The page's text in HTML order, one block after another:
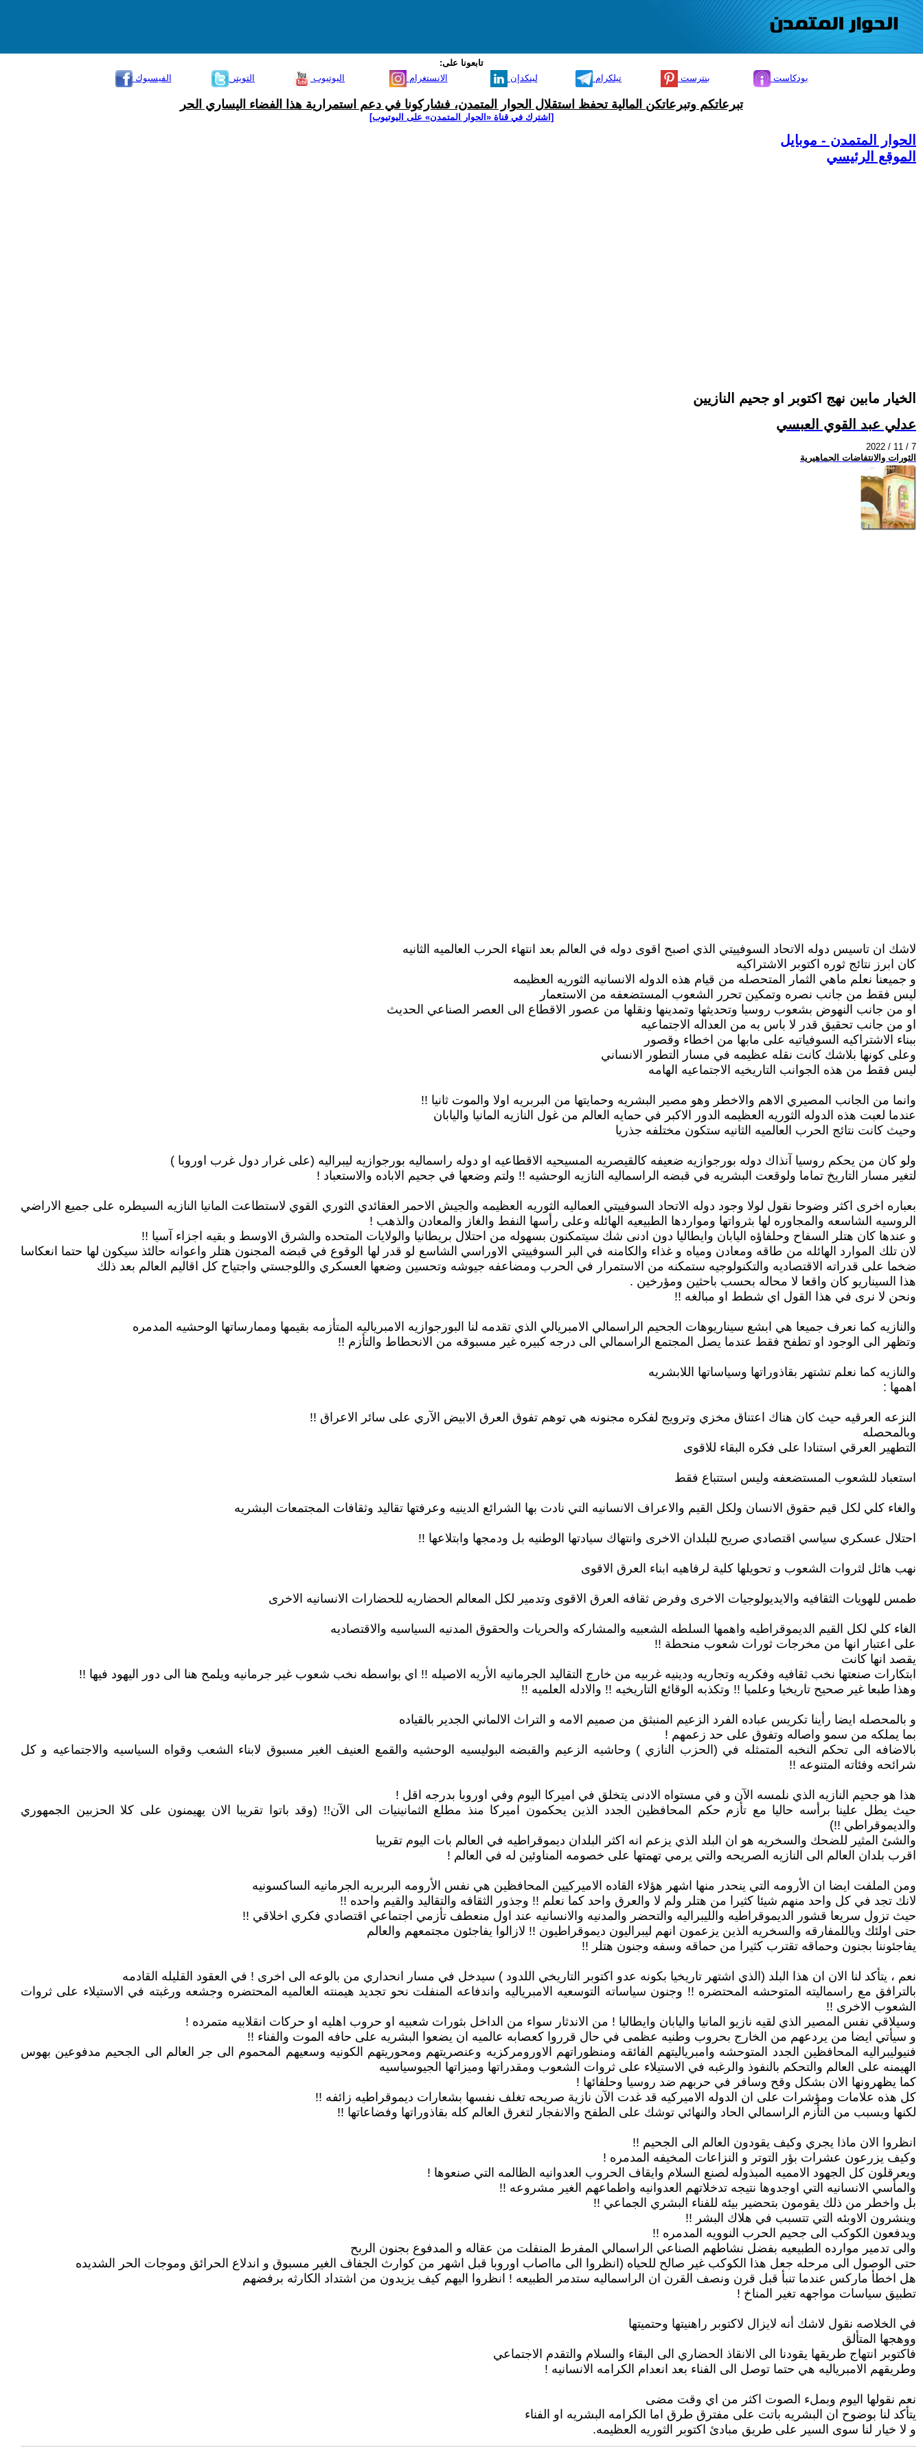
تابعونا على:
الفيسبوك
التويتر اليوتيوب الانستغرام لينكدإن تيلكرام بنترست بودكاست
تبرعاتكم وتبرعاتكن المالية تحفظ استقلال الحوار المتمدن، فشاركونا في دعم استمرارية هذا الفضاء اليساري الحر
[اشترك في قناة ‫«الحوار المتمدن» على اليوتيوب]
الحوار المتمدن - موبايل
الموقع الرئيسي
الخيار مابين نهج اكتوبر او جحيم النازيين
عدلي عبد القوي العبسي
2022 / 11 / 7
الثورات والانتفاضات الجماهيرية
لاشك ان تاسيس دوله الاتحاد السوفييتي الذي اصبح اقوى دوله في العالم بعد انتهاء الحرب العالميه الثانيه
كان ابرز نتائج ثوره اكتوبر الاشتراكيه
و جميعنا نعلم ماهي الثمار المتحصله من قيام هذه الدوله الانسانيه الثوريه العظيمه
ليس فقط من جانب نصره وتمكين تحرر الشعوب المستضعفه من الاستعمار
او من جانب النهوض بشعوب روسيا وتحديثها وتمدينها ونقلها من عصور الاقطاع الى العصر الصناعي الحديث
او من جانب تحقيق قدر لا باس به من العداله الاجتماعيه
ببناء الاشتراكيه السوفياتيه على مابها من اخطاء وقصور
وعلى كونها بلاشك كانت نقله عظيمه في مسار التطور الانساني
ليس فقط من هذه الجوانب التاريخيه الاجتماعيه الهامه
وانما من الجانب المصيري الاهم والاخطر وهو مصير البشريه وحمايتها من البربريه اولا والموت ثانيا !!
عندما لعبت هذه الدوله الثوريه العظيمه الدور الاكبر في حمايه العالم من غول النازيه المانيا واليابان
وحيث كانت نتائج الحرب العالميه الثانيه ستكون مختلفه جذريا
ولو كان من يحكم روسيا آنذاك دوله بورجوازيه ضعيفه كالقيصريه المسيحيه الاقطاعيه او دوله راسماليه بورجوازيه ليبراليه (على غرار دول غرب اوروبا )
لتغير مسار التاريخ تماما ولوقعت البشريه في قبضه الراسماليه النازيه الوحشيه !! ولتم وضعها في جحيم الاباده والاستعباد !
بعباره اخرى اكثر وضوحا نقول لولا وجود دوله الاتحاد السوفييتي العماليه الثوريه العظيمه والجيش الاحمر العقائدي الثوري القوي لاستطاعت المانيا النازيه السيطره على جميع الاراضي
الروسيه الشاسعه والمجاوره لها بثرواتها ومواردها الطبيعيه الهائله وعلى رأسها النفط والغاز والمعادن والذهب !
و عندها كان هتلر السفاح وحلفاؤه اليابان وايطاليا دون ادنى شك سيتمكنون بسهوله من احتلال بريطانيا والولايات المتحده والشرق الاوسط و بقيه اجزاء آسيا !!
لان تلك الموارد الهائله من طاقه ومعادن ومياه و غذاء والكامنه في البر السوفييتي الاوراسي الشاسع لو قدر لها الوقوع في قبضه المجنون هتلر واعوانه حالئذ سيكون لها حتما انعكاسا
ضخما على قدراته الاقتصاديه والتكنولوجيه ستمكنه من الاستمرار في الحرب ومضاعفه جيوشه وتحسين وضعها العسكري واللوجستي واجتياح كل اقاليم العالم بعد ذلك
هذا السيناريو كان واقعا لا محاله بحسب باحثين ومؤرخين .
ونحن لا نرى في هذا القول اي شطط او مبالغه !!
والنازيه كما نعرف جميعا هي ابشع سيناريوهات الجحيم الراسمالي الامبريالي الذي تقدمه لنا البورجوازيه الامبرياليه المتأزمه بقيمها وممارساتها الوحشيه المدمره
وتظهر الى الوجود او تطفح فقط عندما يصل المجتمع الراسمالي الى درجه كبيره غير مسبوقه من الانحطاط والتأزم !!
والنازيه كما نعلم تشتهر بقاذوراتها وسياساتها اللابشريه
اهمها :
النزعه العرقيه حيث كان هناك اعتناق مخزي وترويج لفكره مجنونه هي توهم تفوق العرق الابيض الآري على سائر الاعراق !!
وبالمحصله
التطهير العرقي استنادا على فكره البقاء للاقوى
استعباد للشعوب المستضعفه وليس استتباع فقط
والغاء كلي لكل قيم حقوق الانسان ولكل القيم والاعراف الانسانيه التي نادت بها الشرائع الدينيه وعرفتها تقاليد وثقافات المجتمعات البشريه
احتلال عسكري سياسي اقتصادي صريح للبلدان الاخرى وانتهاك سيادتها الوطنيه بل ودمجها وابتلاعها !!
نهب هائل لثروات الشعوب و تحويلها كلية لرفاهيه ابناء العرق الاقوى
طمس للهويات الثقافيه والايديولوجيات الاخرى وفرض ثقافه العرق الاقوى وتدمير لكل المعالم الحضاريه للحضارات الانسانيه الاخرى
الغاء كلي لكل القيم الديموقراطيه واهمها السلطه الشعبيه والمشاركه والحريات والحقوق المدنيه السياسيه والاقتصاديه
على اعتبار انها من مخرجات ثورات شعوب منحطة !!
يقصد انها كانت
ابتكارات صنعتها نخب ثقافيه وفكريه وتجاريه ودينيه غربيه من خارج التقاليد الجرمانيه الأريه الاصيله !! اي بواسطه نخب شعوب غير جرمانيه ويلمح هنا الى دور اليهود فيها !!
وهذا طبعا غير صحيح تاريخيا وعلميا !! وتكذبه الوقائع التاريخيه !! والادله العلميه !!
و بالمحصله ايضا رأينا تكريس عباده الفرد الزعيم المنبثق من صميم الامه و التراث الالماني الجدير بالقياده
بما يملكه من سمو واصاله وتفوق على حد زعمهم !
بالاضافه الى تحكم النخبه المتمثله في (الحزب النازي ) وحاشيه الزعيم والقبضه البوليسيه الوحشيه والقمع العنيف الغير مسبوق لابناء الشعب وقواه السياسيه والاجتماعيه و كل
شرائحه وفئاته المتنوعه !!
هذا هو جحيم النازيه الذي نلمسه الآن و في مستواه الادنى يتخلق في اميركا اليوم وفي اوروبا بدرجه اقل !
حيث يطل علينا برأسه حاليا مع تأزم حكم المحافظين الجدد الذين يحكمون اميركا منذ مطلع الثمانينيات الى الآن!! (وقد باتوا تقريبا الان يهيمنون على كلا الحزبين الجمهوري
والديموقراطي !!)
والشئ المثير للضحك والسخريه هو ان البلد الذي يزعم انه اكثر البلدان ديموقراطيه في العالم بات اليوم تقريبا
اقرب بلدان العالم الى النازيه الصريحه والتي يرمي تهمتها على خصومه المناوئين له في العالم !
ومن الملفت ايضا ان الأرومه التي ينحدر منها اشهر هؤلاء القاده الاميركيين المحافظين هي نفس الأرومه البربريه الجرمانيه الساكسونيه
لانك تجد في كل واحد منهم شيئا كثيرا من هتلر ولم لا والعرق واحد كما نعلم !! وجذور الثقافه والتقاليد والقيم واحده !!
حيث تزول سريعا قشور الديموقراطيه والليبراليه والتحضر والمدنيه والانسانيه عند اول منعطف تأزمي اجتماعي اقتصادي فكري اخلاقي !!
حتى اولئك وياللمفارقه والسخريه الذين يزعمون انهم ليبراليون ديموقراطيون !! لازالوا يفاجئون مجتمعهم والعالم
يفاجئوننا بجنون وحماقه تقترب كثيرا من حماقه وسفه وجنون هتلر !!
نعم ، يتأكد لنا الان ان هذا البلد (الذي اشتهر تاريخيا بكونه عدو اكتوبر التاريخي اللدود ) سيدخل في مسار انحداري من بالوعه الى اخرى ! في العقود القليله القادمه
بالترافق مع راسماليته المتوحشه المحتضره !! وجنون سياساته التوسعيه الامبرياليه واندفاعه المنفلت نحو تجديد هيمنته العالميه المحتضره وجشعه ورغبته في الاستيلاء على ثروات
الشعوب الاخرى !!
وسيلاقي نفس المصير الذي لقيه نازيو المانيا واليابان وايطاليا ! من الاندثار سواء من الداخل بثورات شعبيه او حروب اهليه او حركات انقلابيه متمرده !
و سيأتي ايضا من يردعهم من الخارج بحروب وطنيه عظمى في حال قرروا كعصابه عالميه ان يضعوا البشريه على حافه الموت والفناء !!
فنيوليبراليه المحافظين الجدد المتوحشه وامبرياليتهم الفائقه ومنظوراتهم الاورومركزيه وعنصريتهم ومحوريتهم الكونيه وسعيهم المحموم الى جر العالم الى الجحيم مدفوعين بهوس
الهيمنه على العالم والتحكم بالنفوذ والرغبه في الاستيلاء على ثروات الشعوب ومقدراتها وميزاتها الجيوسياسيه
كما يظهرونها الان بشكل وقح وسافر في حربهم ضد روسيا وحلفائها !
كل هذه علامات ومؤشرات على ان الدوله الاميركيه قد غدت الآن نازية صريحه تغلف نفسها بشعارات ديموقراطيه زائفه !!
لكنها وبسبب من التأزم الراسمالي الحاد والنهائي توشك على الطفح والانفجار لتغرق العالم كله بقاذوراتها وفضاعاتها !!
انظروا الان ماذا يجري وكيف يقودون العالم الى الجحيم !!
وكيف يزرعون عشرات بؤر التوتر و النزاعات المخيفه المدمره !
ويعرقلون كل الجهود الامميه المبذوله لصنع السلام وايقاف الحروب العدوانيه الظالمه التي صنعوها !
والمأسي الانسانيه التي اوجدوها نتيجه تدخلاتهم العدوانيه واطماعهم الغير مشروعه !!
بل واخطر من ذلك يقومون بتحضير بيئه للفناء البشري الجماعي !!
وينشرون الاوبئه التي تتسبب في هلاك البشر !!
ويدفعون الكوكب الى جحيم الحرب النوويه المدمره !!
والى تدمير موارده الطبيعيه بفضل نشاطهم الصناعي الراسمالي المفرط المنفلت من عقاله و المدفوع بجنون الربح
حتى الوصول الى مرحله جعل هذا الكوكب غير صالح للحياه (انظروا الى مااصاب اوروبا قبل اشهر من كوارث الجفاف الغير مسبوق و اندلاع الحرائق وموجات الحر الشديده
هل اخطأ ماركس عندما تنبأ قبل قرن ونصف القرن ان الراسماليه ستدمر الطبيعه ! انظروا اليهم كيف يزيدون من اشتداد الكارثه برفضهم
تطبيق سياسات مواجهه تغير المناخ !
في الخلاصه نقول لاشك أنه لايزال لاكتوبر راهنيتها وحتميتها
ووهجها المتألق
فاكتوبر انتهاج طريقها يقودنا الى الانقاذ الحضاري الى البقاء والسلام والتقدم الاجتماعي
وطريقهم الامبرياليه هي حتما توصل الى الفناء بعد انعدام الكرامه الانسانيه !
نعم نقولها اليوم وبملء الصوت اكثر من اي وقت مضى
يتأكد لنا بوضوح ان البشريه باتت على مفترق طرق اما الكرامه البشريه او الفناء
و لا خيار لنا سوى السير على طريق مبادئ اكتوبر الثوريه العظيمه.